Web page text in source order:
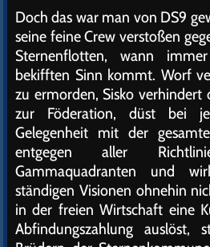
Doch das war man von DS9
seine feine Crew verstoßen
Sternenflotten, wann
bekifften Sinn kommt. Worf
zu ermorden, Sisko
zur Föderation, düst bei
Gelegenheit mit der
entgegen aller
Gammaquadranten und
ständigen Visionen ohnehin
in der freien Wirtschaft eine
Abfindungszahlung